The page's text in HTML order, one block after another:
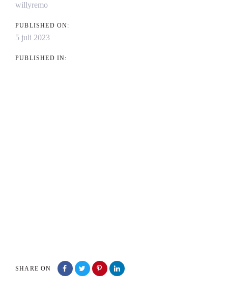
willyremo
PUBLISHED ON:
5 juli 2023
PUBLISHED IN:
SHARE ON